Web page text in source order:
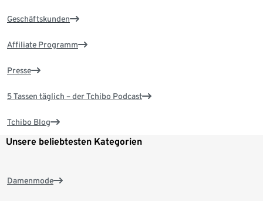
Geschäftskunden
Affiliate Programm
Presse
5 Tassen täglich – der Tchibo Podcast
Tchibo Blog
Unsere beliebtesten Kategorien
Damenmode